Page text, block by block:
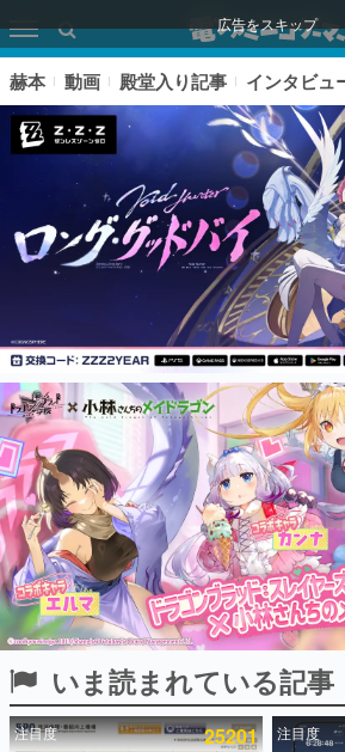
広告をスキップ
ピックアップ
電ファミのいま読まれている記事ランキン
アプリセール情報
インタビュー
連載・特集一覧
殿堂入り記事
SNS拡散数が数千以上！ ページ
ど。多くの人々に読まれた、電
事をまとめました。
赫本 動画 殿堂入り記事 インタビュ
いま読まれている記事
注目度 25201 注目度